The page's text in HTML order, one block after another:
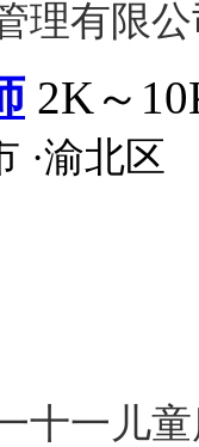
理有限
2K～
·渝北区
十一儿